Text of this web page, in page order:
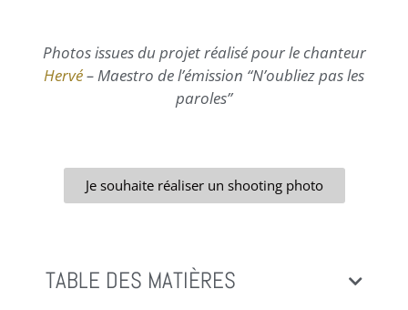
Photos issues du projet réalisé pour le chanteur
Hervé– Maestro de l’émission “N’oubliez pas les
paroles”
Je souhaite réaliser un shooting photo
TABLE DES MATIÈRES